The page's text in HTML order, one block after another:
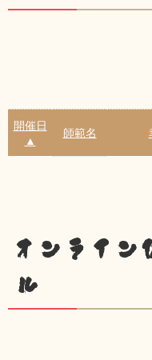
開催日
▲
師範名
オンライン
ル